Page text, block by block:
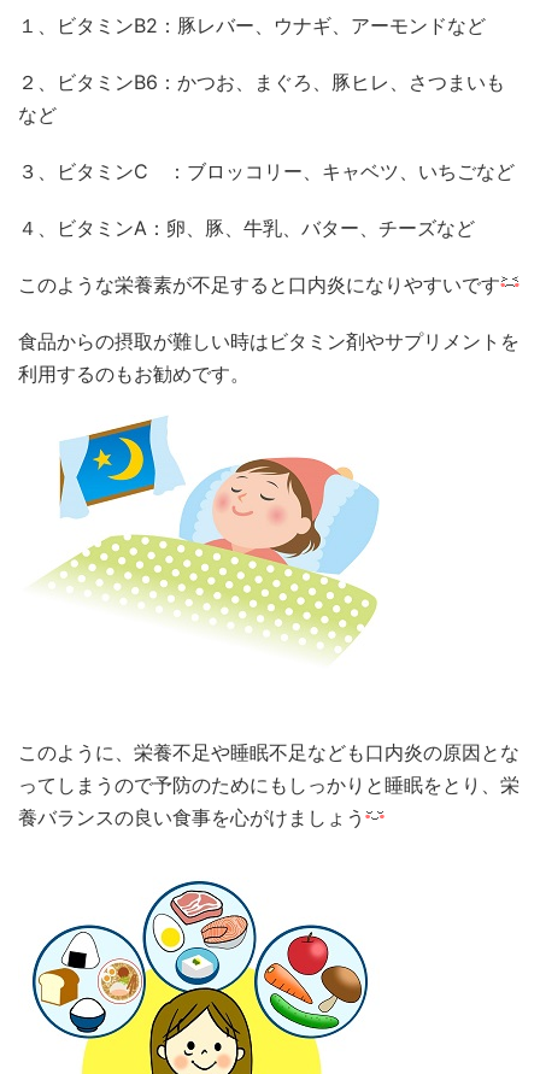
１、ビタミンB2：豚レバー、ウナギ、アーモンドなど
２、ビタミンB6：かつお、まぐろ、豚ヒレ、さつまいも
など
３、ビタミンC ：ブロッコリー、キャベツ、いちごなど
４、ビタミンA：卵、豚、牛乳、バター、チーズなど
このような栄養素が不足すると口内炎になりやすいです
食品からの摂取が難しい時はビタミン剤やサプリメントを
利用するのもお勧めです。
このように、栄養不足や睡眠不足なども口内炎の原因とな
ってしまうので予防のためにもしっかりと睡眠をとり、栄
養バランスの良い食事を心がけましょう